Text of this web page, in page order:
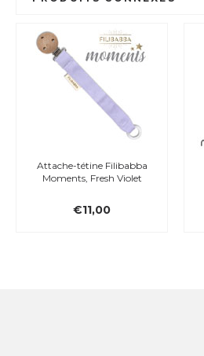
Attache-tétine Filibabba
Moments, Fresh Violet
€11,00